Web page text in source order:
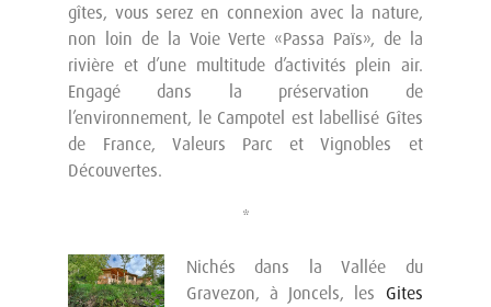
gîtes, vous serez en connexion avec la nature,
non loin de la Voie Verte «Passa Païs», de la
rivière et d’une multitude d’activités plein air.
Engagé dans la préservation de
l’environnement, le Campotel est labellisé Gîtes
de France, Valeurs Parc et Vignobles et
Découvertes.
*
Nichés dans la Vallée du
Gravezon, à Joncels, les Gites